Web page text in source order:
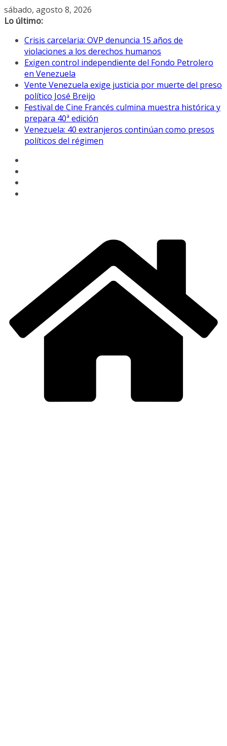
Saltar
al
sábado, agosto 8, 2026
Lo último:
Crisis carcelaria: OVP denuncia 15 años de
violaciones a los derechos humanos
Exigen control independiente del Fondo Petrolero
en Venezuela
Vente Venezuela exige justicia por muerte del preso
político José Breijo
Festival de Cine Francés culmina muestra histórica y
prepara 40ª edición
Venezuela: 40 extranjeros continúan como presos
políticos del régimen